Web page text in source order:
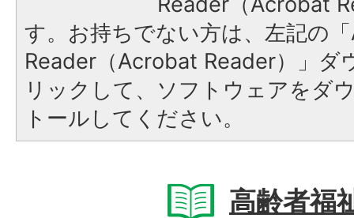
す。お持ちでない方は、左記の
Reader（Acrobat Reader）」ダ
リックして、ソフトウェアをダ
トールしてください。
高齢者福